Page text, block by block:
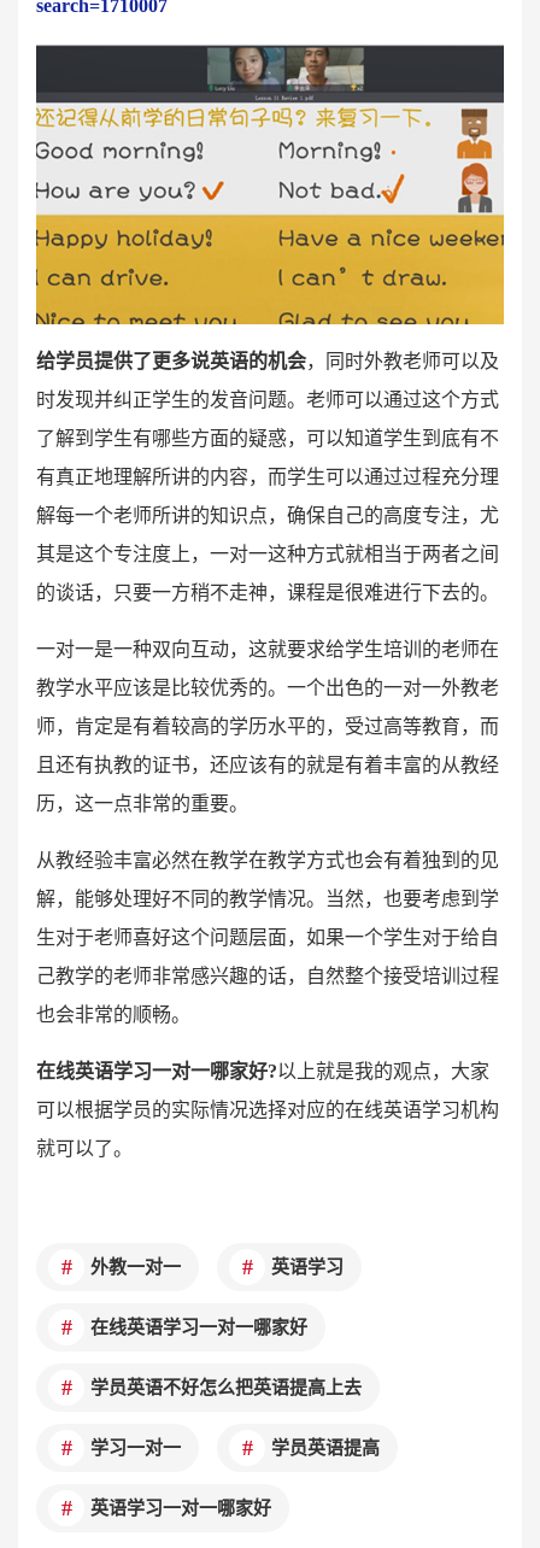
search=1710007
给学员提供了更多说英语的机会，同时外教老师可以及
时发现并纠正学生的发音问题。老师可以通过这个方式
了解到学生有哪些方面的疑惑，可以知道学生到底有不
有真正地理解所讲的内容，而学生可以通过过程充分理
解每一个老师所讲的知识点，确保自己的高度专注，尤
其是这个专注度上，一对一这种方式就相当于两者之间
的谈话，只要一方稍不走神，课程是很难进行下去的。
一对一是一种双向互动，这就要求给学生培训的老师在
教学水平应该是比较优秀的。一个出色的一对一外教老
师，肯定是有着较高的学历水平的，受过高等教育，而
且还有执教的证书，还应该有的就是有着丰富的从教经
历，这一点非常的重要。
从教经验丰富必然在教学在教学方式也会有着独到的见
解，能够处理好不同的教学情况。当然，也要考虑到学
生对于老师喜好这个问题层面，如果一个学生对于给自
己教学的老师非常感兴趣的话，自然整个接受培训过程
也会非常的顺畅。
在线英语学习一对一哪家好?以上就是我的观点，大家
可以根据学员的实际情况选择对应的在线英语学习机构
就可以了。
外教一对一 英语学习
在线英语学习一对一哪家好
学员英语不好怎么把英语提高上去
学习一对一 学员英语提高
英语学习一对一哪家好